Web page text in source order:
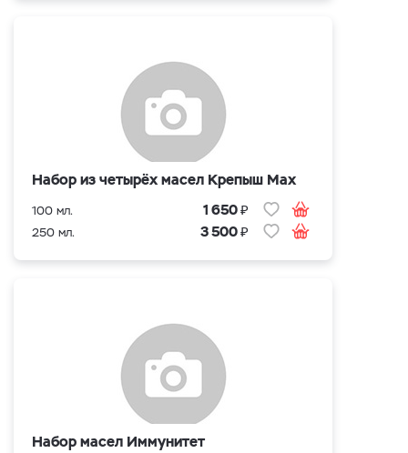
Набор из четырёх масел Крепыш Max
100 мл. 1 650₽
250 мл. 3 500₽
Набор масел Иммунитет